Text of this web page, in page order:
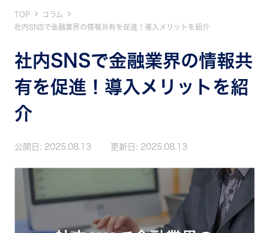
TOP
コラム
社内SNSで金融業界の情報共有を促進！導入メリットを紹介
社内SNSで金融業界の情報共
有を促進！導入メリットを紹
介
公開日: 2025.08.13 更新日: 2025.08.13